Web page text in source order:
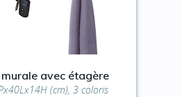
avec étagère
(cm), 3 coloris